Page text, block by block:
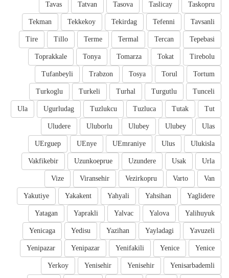
Taskopru
Taslicay
Tasova
Tatvan
Tavas
Tavsanli
Tefenni
Tekirdag
Tekkekoy
Tekman
Tepebasi
Tercan
Termal
Terme
Tillo
Tire
Tirebolu
Tokat
Tomarza
Tonya
Toprakkale
Tortum
Torul
Tosya
Trabzon
Tufanbeyli
Tunceli
Turgutlu
Turhal
Turkeli
Turkoglu
Tut
Tutak
Tuzluca
Tuzlukcu
Ugurludag
Ula
Ulas
Ulubey
Ulubey
Uluborlu
Uludere
Ulukisla
Ulus
UEmraniye
UEnye
UErguep
Urla
Usak
Uzundere
Uzunkoeprue
Vakfikebir
Van
Varto
Vezirkopru
Viransehir
Vize
Yaglidere
Yahsihan
Yahyali
Yakakent
Yakutiye
Yalihuyuk
Yalova
Yalvac
Yaprakli
Yatagan
Yavuzeli
Yayladagi
Yazihan
Yedisu
Yenicaga
Yenice
Yenice
Yenifakili
Yenipazar
Yenipazar
Yenisarbademli
Yenisehir
Yenisehir
Yerkoy